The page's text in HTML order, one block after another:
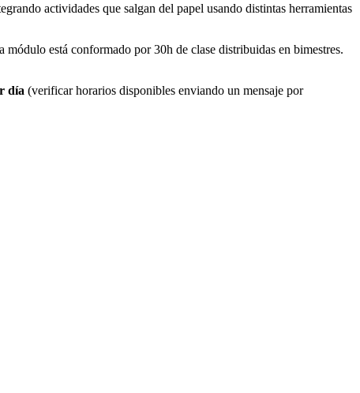
actividades que salgan del papel usando distintas herramientas
módulo está conformado por 30h de clase distribuidas en bimestres.
día (verificar horarios disponibles enviando un mensaje por